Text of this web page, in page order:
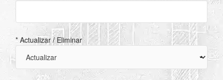
* Actualizar / Eliminar